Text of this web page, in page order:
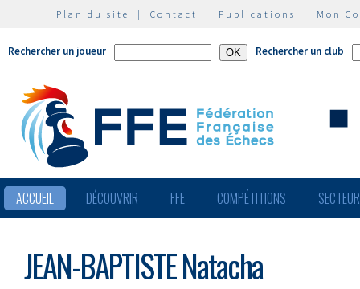
Plan du site | Contact | Publications | Mon
Rechercher un joueur Rechercher un club
ACCUEIL DÉCOUVRIR FFE COMPÉTITIONS
JEAN-BAPTISTE Natacha